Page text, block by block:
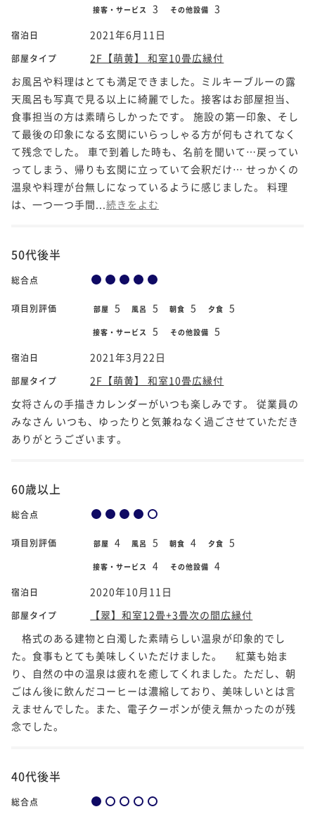
接客・サービス 3 その他設備 3
宿泊日 2021年6月11日
部屋タイプ
2F【萌黄】 和室10畳広縁付
お風呂や料理はとても満足できました。ミルキーブルーの露
天風呂も写真で見る以上に綺麗でした。接客はお部屋担当、
食事担当の方は素晴らしかったです。 施設の第一印象、そし
て最後の印象になる玄関にいらっしゃる方が何もされてなく
て残念でした。 車で到着した時も、名前を聞いて…戻ってい
ってしまう、帰りも玄関に立っていて会釈だけ… せっかくの
温泉や料理が台無しになっているように感じました。 料理
は、一つ一つ手間... 続きをよむ
50代後半
総合点
項目別評価 部屋 5 風呂 5 朝食 5 夕食 5
接客・サービス 5 その他設備 5
宿泊日 2021年3月22日
部屋タイプ
2F【萌黄】 和室10畳広縁付
女将さんの手描きカレンダーがいつも楽しみです。 従業員の
みなさん いつも、ゆったりと気兼ねなく過ごさせていただき
ありがとうございます。
60歳以上
総合点
項目別評価 部屋 4 風呂 5 朝食 4 夕食 5
接客・サービス 4 その他設備 4
宿泊日 2020年10月11日
部屋タイプ
【翠】和室12畳+3畳次の間広縁付
格式のある建物と白濁した素晴らしい温泉が印象的でし
た。食事もとても美味しくいただけました。 紅葉も始ま
り、自然の中の温泉は疲れを癒してくれました。ただし、朝
ごはん後に飲んだコーヒーは濃縮しており、美味しいとは言
えませんでした。また、電子クーポンが使え無かったのが残
念でした。
40代後半
総合点